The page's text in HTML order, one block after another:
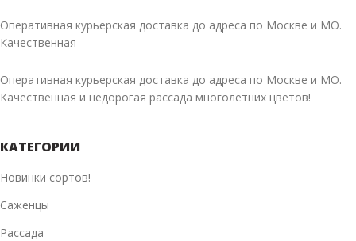
Оперативная курьерская доставка до адреса по Москве и МО.
Качественная
Оперативная курьерская доставка до адреса по Москве и МО.
Качественная и недорогая рассада многолетних цветов!
КАТЕГОРИИ
Новинки сортов!
Саженцы
Рассада